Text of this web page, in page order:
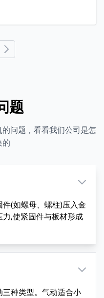
题
问题，看看我们公司是怎
的
(如螺母、螺柱)压入金
,使紧固件与板材形成
种类型。气动适合小